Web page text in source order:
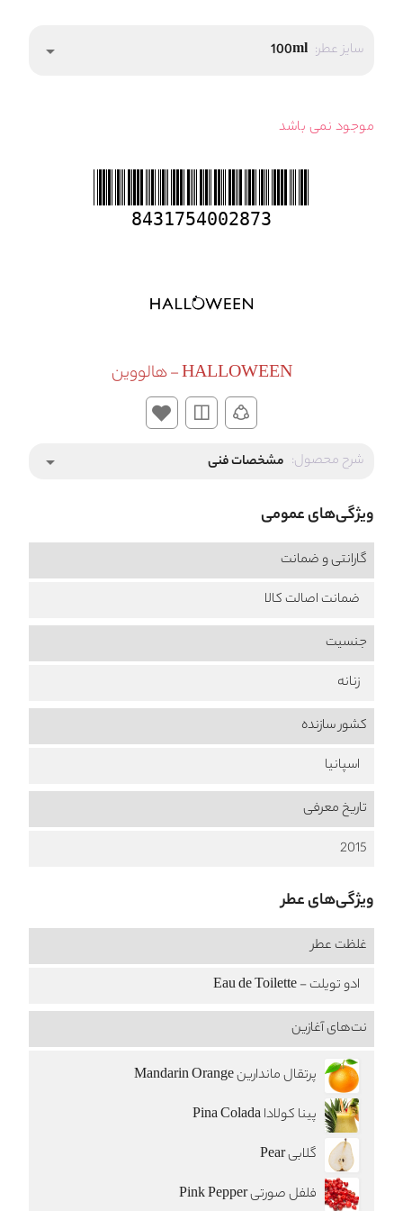
سایز عطر: 100ml
arrow_drop_down
موجود نمی باشد
8431754002873
HALLOWEEN - هالووین
شرح محصول: مشخصات فنی arrow_drop_down
ویژگی‌های عمومی
گارانتی و ضمانت
ضمانت اصالت کالا
جنسیت
زنانه
کشور سازنده
اسپانیا
تاریخ معرفی
2015
ویژگی‌های عطر
غلظت عطر
ادو تویلت - Eau de Toilette
نت‌های آغازین
پرتقال ماندارین Mandarin Orange
پینا کولادا Pina Colada
گلابی Pear
فلفل صورتی Pink Pepper